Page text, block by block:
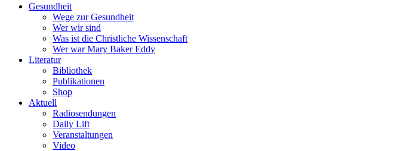
Gesundheit
Wege zur Gesundheit
Wer wir sind
Was ist die Christliche Wissenschaft
Wer war Mary Baker Eddy
Literatur
Bibliothek
Publikationen
Shop
Aktuell
Radiosendungen
Daily Lift
Veranstaltungen
Video